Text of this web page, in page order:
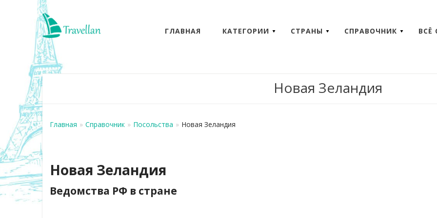
ГЛАВНАЯ КАТЕГОРИИ СТРАНЫ СПРАВОЧНИК ВСЁ
Новая Зеландия
Главная » Справочник » Посольства » Новая Зеландия
Новая Зеландия
Ведомства РФ в стране